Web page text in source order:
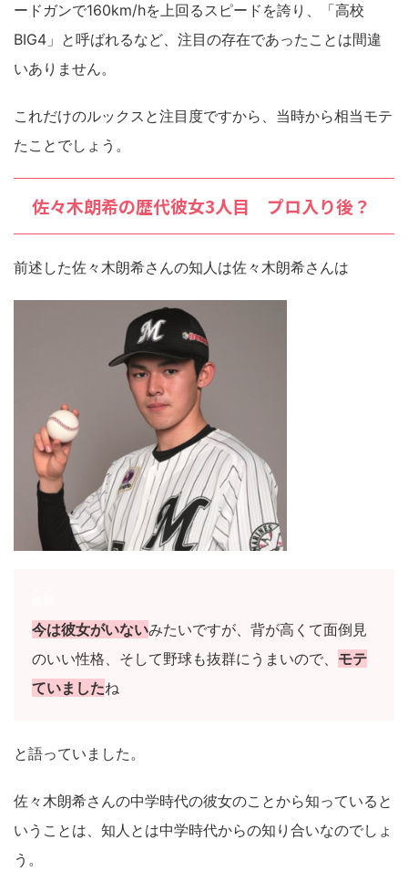
ードガンで160km/hを上回るスピードを誇り、「高校
BIG4」と呼ばれるなど、注目の存在であったことは間違
いありません。
これだけのルックスと注目度ですから、当時から相当モテ
たことでしょう。
佐々木朗希の歴代彼女3人目 プロ入り後？
前述した佐々木朗希さんの知人は佐々木朗希さんは
今は彼女がいないみたいですが、背が高くて面倒見
のいい性格、そして野球も抜群にうまいので、 モテ
ていましたね
と語っていました。
佐々木朗希さんの中学時代の彼女のことから知っていると
いうことは、知人とは中学時代からの知り合いなのでしょ
う。